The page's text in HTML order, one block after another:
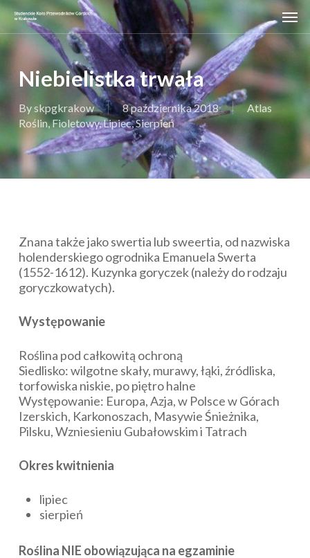
Skip
main
Niebielistka trwała
Byskpgkrakow 8 października 2018
Atlas
Roślin,Fioletowy,Lipiec,Sierpień
Znana także jako swertia lub sweertia, od nazwiska
holenderskiego ogrodnika Emanuela Swerta
(1552-1612). Kuzynka goryczek (należy do rodzaju
goryczkowatych).
Występowanie
Roślina pod całkowitą ochroną
Siedlisko: wilgotne skały, murawy, łąki, źródliska,
torfowiska niskie, po piętro halne
Występowanie: Europa, Azja, w Polsce w Górach
Izerskich, Karkonoszach, Masywie Śnieżnika,
Pilsku, Wzniesieniu Gubałowskim i Tatrach
Okres kwitnienia
lipiec
sierpień
Roślina NIE obowiązująca na egzaminie